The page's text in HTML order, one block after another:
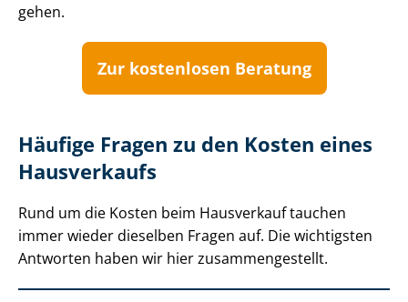
gehen.
Zur kostenlosen Beratung
Häufige Fragen zu den Kosten eines
Hausverkaufs
Rund um die Kosten beim Hausverkauf tauchen
immer wieder dieselben Fragen auf. Die wichtigsten
Antworten haben wir hier zu­sam­men­ge­stellt.